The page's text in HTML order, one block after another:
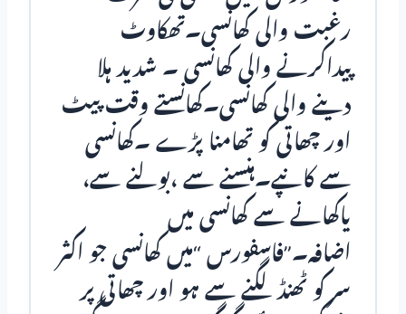
رغبت والی کھانسی۔تھکاوٹ
پیداکرنے والی کھانسی ۔ شدید ہلا
دینے والی کھانسی۔کھانستے وقت پیٹ
اور چھاتی کو تھامنا پڑے ۔کھانسی
سے کانپے۔ہنسنے سے ،بولنے سے،
یاکھانے سے کھانسی میں
اضافہ۔”فاسفورس “میں کھانسی جو اکثر
سر کو ٹھنڈ لگنے سے ہو اور چھاتی پر